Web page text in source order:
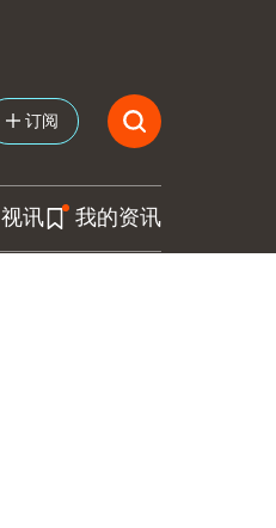
订阅
视讯 我的资讯